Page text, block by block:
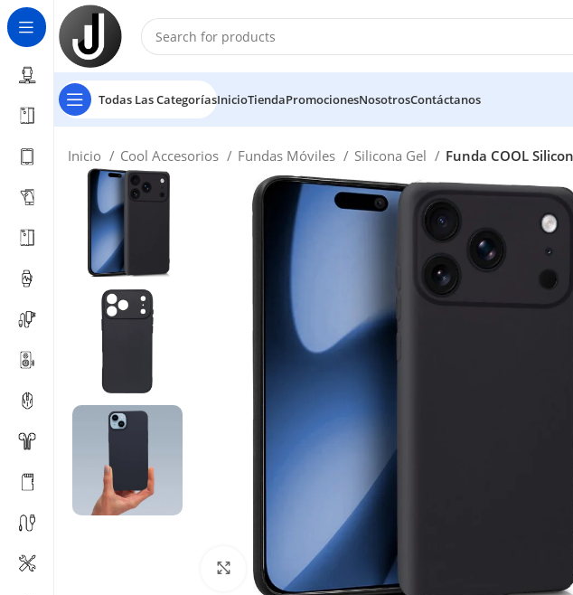
Todas Las CategoríasInicioTiendaPromocionesNosotrosContáctanos
Inicio Cool Accesorios Fundas Móviles Silicona Gel Funda COOL
Click to enlarge